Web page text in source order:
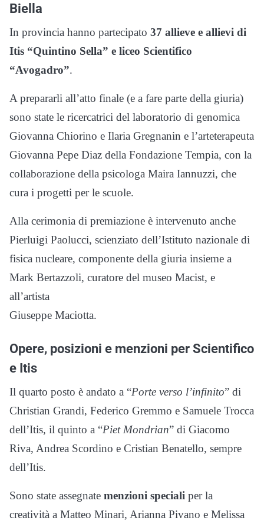
Biella
In provincia hanno partecipato 37 allieve e allievi di
Itis “Quintino Sella” e liceo Scientifico
“Avogadro”.
A prepararli all’atto finale (e a fare parte della giuria)
sono state le ricercatrici del laboratorio di genomica
Giovanna Chiorino e Ilaria Gregnanin e l’arteterapeuta
Giovanna Pepe Diaz della Fondazione Tempia, con la
collaborazione della psicologa Maira Iannuzzi, che
cura i progetti per le scuole.
Alla cerimonia di premiazione è intervenuto anche
Pierluigi Paolucci, scienziato dell’Istituto nazionale di
fisica nucleare, componente della giuria insieme a
Mark Bertazzoli, curatore del museo Macist, e
all’artista
Giuseppe Maciotta.
Opere, posizioni e menzioni per Scientifico
e Itis
Il quarto posto è andato a “Porte verso l’infinito” di
Christian Grandi, Federico Gremmo e Samuele Trocca
dell’Itis, il quinto a “Piet Mondrian” di Giacomo
Riva, Andrea Scordino e Cristian Benatello, sempre
dell’Itis.
Sono state assegnate menzioni speciali per la
creatività a Matteo Minari, Arianna Pivano e Melissa